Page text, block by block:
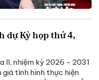
dự Kỳ họp thứ 4,
II, nhiệm kỳ 2026 - 2031
tình hình thực hiện